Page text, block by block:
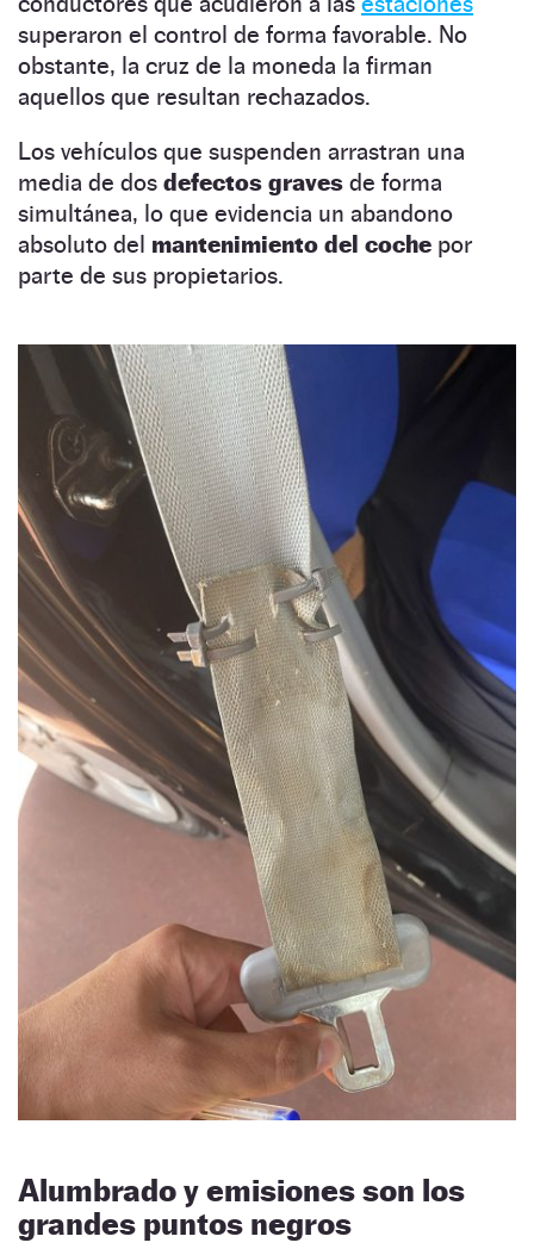
superaron el control de forma favorable. No
obstante, la cruz de la moneda la firman
aquellos que resultan rechazados.
Los vehículos que suspenden arrastran una
media de dos defectos graves de forma
simultánea, lo que evidencia un abandono
absoluto del mantenimiento del coche por
parte de sus propietarios.
Alumbrado y emisionesson los
grandes puntos negros